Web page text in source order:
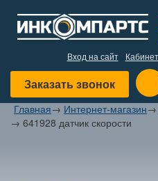
Вход на сайт
Заказать звонок
Главная→ Интернет-магазин→
→ 641928 датчик скорости